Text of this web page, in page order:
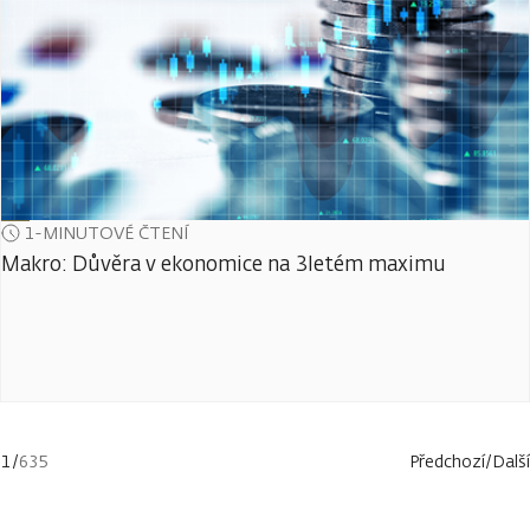
1-MINUTOVÉ ČTENÍ
Makro: Důvěra v ekonomice na 3letém maximu
1/635 Předchozí/Další